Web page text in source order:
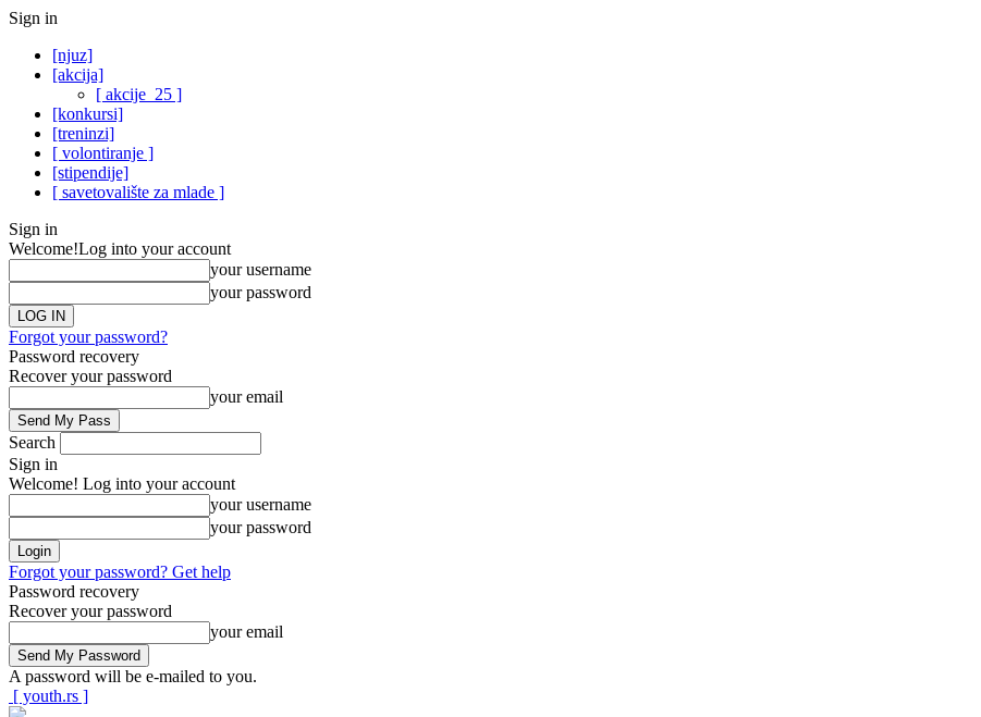
Sign in
[njuz]
[akcija]
[ akcije_25 ]
[konkursi]
[treninzi]
[ volontiranje ]
[stipendije]
[ savetovalište za mlade ]
Sign in
Welcome!Log into your account
your username
your password
Forgot your password?
Password recovery
Recover your password
your email
Search
Sign in
Welcome! Log into your account
your username
your password
Forgot your password? Get help
Password recovery
Recover your password
your email
A password will be e-mailed to you.
[ youth.rs ]